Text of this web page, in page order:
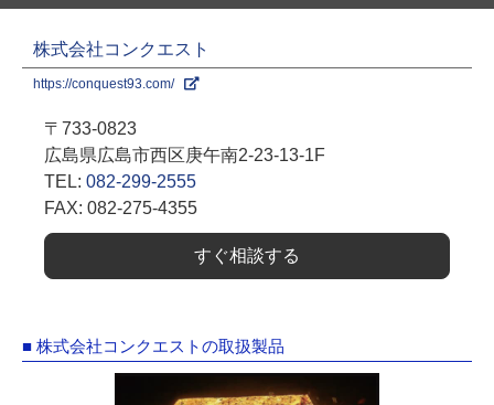
株式会社コンクエスト
https://conquest93.com/
〒733-0823
広島県広島市西区庚午南2-23-13-1F
TEL: 082-299-2555
FAX: 082-275-4355
すぐ相談する
■ 株式会社コンクエストの取扱製品